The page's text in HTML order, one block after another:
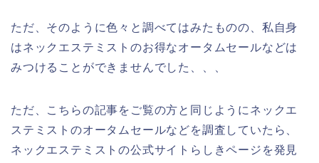
ただ、そのように色々と調べてはみたものの、私自身
はネックエステミストのお得なオータムセールなどは
みつけることができませんでした、、、
ただ、こちらの記事をご覧の方と同じようにネックエ
ステミストのオータムセールなどを調査していたら、
ネックエステミストの公式サイトらしきページを発見